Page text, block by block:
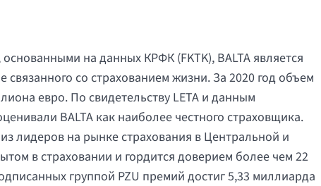
на данных КРФК (FKTK), BALTA является
со страхованием жизни. За 2020 год объем
евро. По свидетельству LETA и данным
BALTA как наиболее честного страховщика.
лидеров на рынке страхования в Центральной и
в страховании и гордится доверием более чем 22
группой PZU премий достиг 5,33 миллиарда